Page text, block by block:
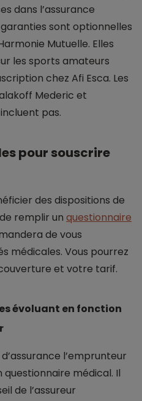
dans l’assurance
sont optionnelles
Mutuelle. Elles
les sports amateurs
chez Afi Esca. Les
Mederic et
pas.
pour souscrire
des dispositions de
remplir un questionnaire
de vous
médicales. Vous pourrez
et votre tarif.
évoluant en fonction
l’emprunteur
médical. Il
de l’assureur